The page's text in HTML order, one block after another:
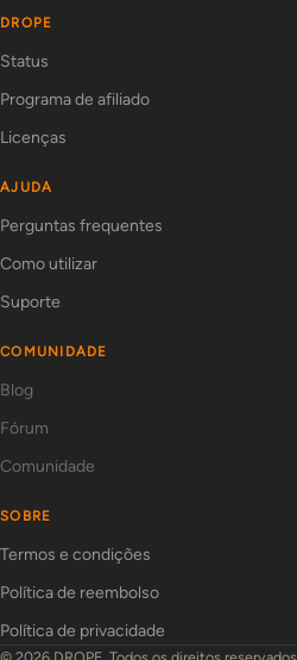
DROPE
Status
Programa de afiliado
Licenças
AJUDA
Perguntas frequentes
Como utilizar
Suporte
COMUNIDADE
Blog
Fórum
Comunidade
SOBRE
Termos e condições
Política de reembolso
Política de privacidade